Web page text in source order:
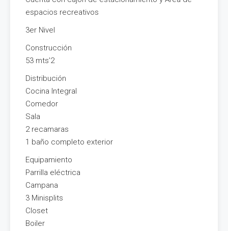
espacios recreativos
3er Nivel
Construcción
53 mts’2
Distribución
Cocina Integral
Comedor
Sala
2 recamaras
1 baño completo exterior
Equipamiento
Parrilla eléctrica
Campana
3 Minisplits
Closet
Boiler